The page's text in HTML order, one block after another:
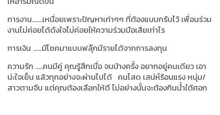
การงาน.......เหนื่อยเพราะปัญหาเก่าๆๆ ที่ต้องแบบกรับไว้ เพื่อนร่วม
งานไม่ค่อยได้ดังใจไม่ค่อยให้ความร่วมมือเสียเท่าไร
การเงิน ......มีโชคมาแบบฟลุ๊กมีรายได้จากการลงทุน
ความรัก .....คนมีคู่ คุณรู้สึกเบื่อ จนบ้างครั้ง อยากอยู่คนเดียว เอา
น่ะใจเย็น แล้วทุกอย่างจะผ่านไปได้ คนโสด เสน่ห์ร้อนแรง หนุ่ม/
สาวตามจีบ แต่คุณต้องเลือกให้ดี ไม่อย่างนั้นจะต้องกินน้ำใต้ศอก